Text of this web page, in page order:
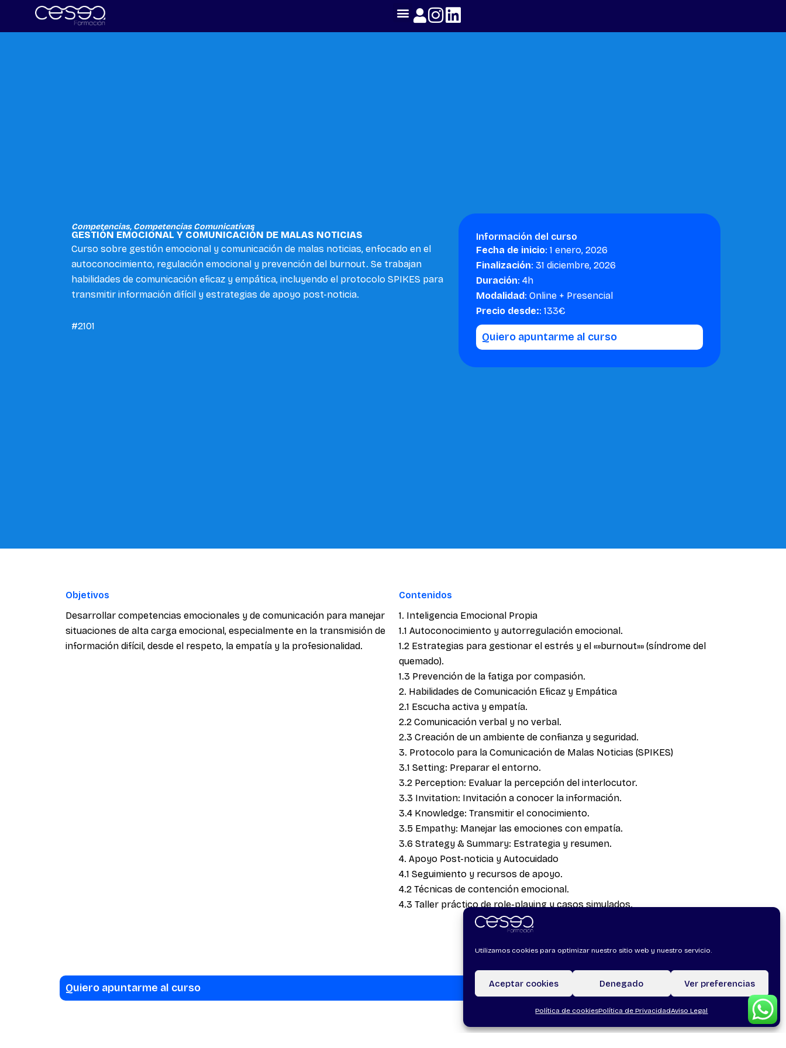
Utilizamos cookies para optimizar nuestro sitio web y nuestro servicio.
Aceptar cookies Denegado Ver preferencias
Política de cookiesPolítica de PrivacidadAviso Legal
Competencias, Competencias Comunicativas
GESTIÓN EMOCIONAL Y COMUNICACIÓN DE MALAS NOTICIAS
Curso sobre gestión emocional y comunicación de malas noticias, enfocado en el
autoconocimiento, regulación emocional y prevención del burnout. Se trabajan
habilidades de comunicación eficaz y empática, incluyendo el protocolo SPIKES para
transmitir información difícil y estrategias de apoyo post-noticia.
#2101
Información del curso
Fecha de inicio: 1 enero, 2026
Finalización: 31 diciembre, 2026
Duración: 4h
Modalidad: Online + Presencial
Precio desde:: 133€
Quiero apuntarme al curso
Objetivos
Desarrollar competencias emocionales y de comunicación para manejar
situaciones de alta carga emocional, especialmente en la transmisión de
información difícil, desde el respeto, la empatía y la profesionalidad.
Contenidos
1. Inteligencia Emocional Propia
1.1 Autoconocimiento y autorregulación emocional.
1.2 Estrategias para gestionar el estrés y el «»burnout»» (síndrome del
quemado).
1.3 Prevención de la fatiga por compasión.
2. Habilidades de Comunicación Eficaz y Empática
2.1 Escucha activa y empatía.
2.2 Comunicación verbal y no verbal.
2.3 Creación de un ambiente de confianza y seguridad.
3. Protocolo para la Comunicación de Malas Noticias (SPIKES)
3.1 Setting: Preparar el entorno.
3.2 Perception: Evaluar la percepción del interlocutor.
3.3 Invitation: Invitación a conocer la información.
3.4 Knowledge: Transmitir el conocimiento.
3.5 Empathy: Manejar las emociones con empatía.
3.6 Strategy & Summary: Estrategia y resumen.
4. Apoyo Post-noticia y Autocuidado
4.1 Seguimiento y recursos de apoyo.
4.2 Técnicas de contención emocional.
4.3 Taller práctico de role-playing y casos simulados.
Quiero apuntarme al curso